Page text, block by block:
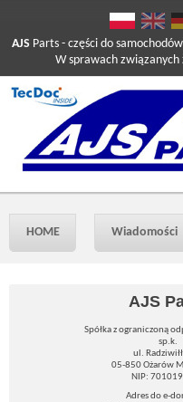
AJS Parts - części do
W sprawach związanych z
HOME Wiadomości
AJS
Spółka z ograniczoną
sp.k.
ul.
05-850 Ożarów
NIP:
Adres do e-